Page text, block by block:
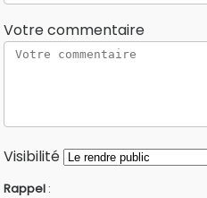
Votre commentaire
Visibilité
Rappel :